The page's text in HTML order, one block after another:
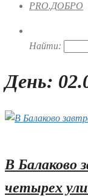
PRO.ДОБРО
Найти:
День:
В Балаково
четырех